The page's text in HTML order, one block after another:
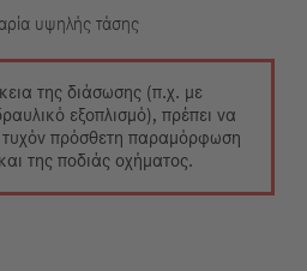
υψηλής τάσης
της διάσωσης (π.χ. με
εξοπλισμό), πρέπει να
τυχόν πρόσθετη παραμόρφωση
της ποδιάς οχήματος.